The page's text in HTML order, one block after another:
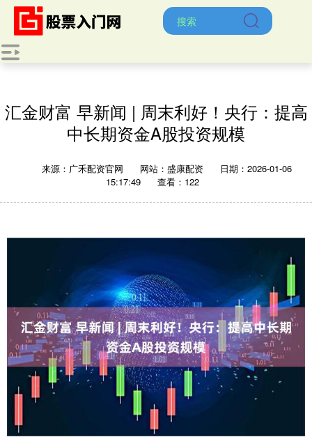
汇金财富 早新闻 | 周末利好！央行：提高
中长期资金A股投资规模
来源：广禾配资官网 网站：盛康配资
日期：2026-01-06
15:17:49
查看：122